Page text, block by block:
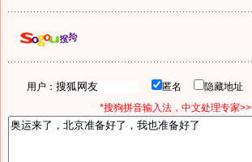
用户： 匿名 隐藏地址
*搜狗拼音输入法，中文处理专家>>